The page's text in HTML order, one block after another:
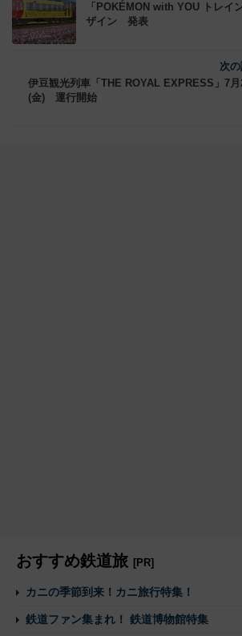
「POKÉMON with YOU トレイ
ザイン 発表
次
伊豆観光列車「THE ROYAL EXPRESS」7月
(金) 運行開始
おすすめ鉄道旅 [PR]
カニの季節到来！カニ旅行特集！
鉄道ファン集まれ！ 鉄道博物館特集